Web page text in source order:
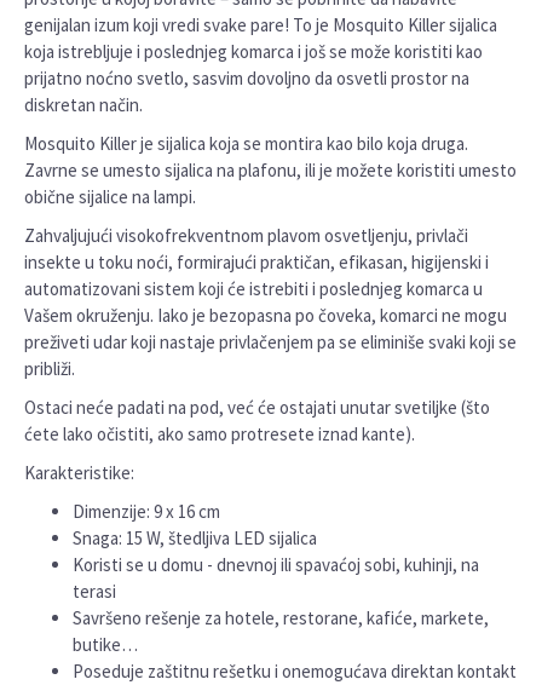
genijalan izum koji vredi svake pare! To je Mosquito Killer sijalica
koja istrebljuje i poslednjeg komarca i još se može koristiti kao
prijatno noćno svetlo, sasvim dovoljno da osvetli prostor na
diskretan način.
Mosquito Killer je sijalica koja se montira kao bilo koja druga.
Zavrne se umesto sijalica na plafonu, ili je možete koristiti umesto
obične sijalice na lampi.
Zahvaljujući visokofrekventnom plavom osvetljenju, privlači
insekte u toku noći, formirajući praktičan, efikasan, higijenski i
automatizovani sistem koji će istrebiti i poslednjeg komarca u
Vašem okruženju. Iako je bezopasna po čoveka, komarci ne mogu
preživeti udar koji nastaje privlačenjem pa se eliminiše svaki koji se
približi.
Ostaci neće padati na pod, već će ostajati unutar svetiljke (što
ćete lako očistiti, ako samo protresete iznad kante).
Karakteristike:
Dimenzije: 9 x 16 cm
Snaga: 15 W, štedljiva LED sijalica
Koristi se u domu - dnevnoj ili spavaćoj sobi, kuhinji, na
terasi
Savršeno rešenje za hotele, restorane, kafiće, markete,
butike…
Poseduje zaštitnu rešetku i onemogućava direktan kontakt